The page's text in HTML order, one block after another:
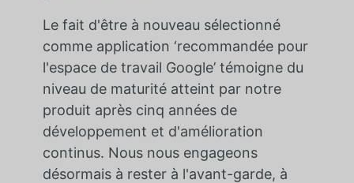
Le fait d'être à nouveau sélectionné
comme application ‘recommandée pour
l'espace de travail Google’ témoigne du
niveau de maturité atteint par notre
produit après cinq années de
développement et d'amélioration
continus. Nous nous engageons
désormais à rester à l'avant-garde, à